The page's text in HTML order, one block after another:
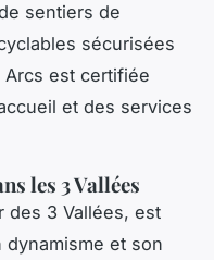
sentiers de
sécurisées
est certifiée
et des services
les 3 Vallées
3 Vallées, est
et son